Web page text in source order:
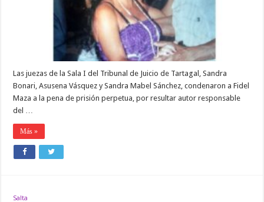
Las juezas de la Sala I del Tribunal de Juicio de Tartagal, Sandra
Bonari, Asusena Vásquez y Sandra Mabel Sánchez, condenaron a Fidel
Maza a la pena de prisión perpetua, por resultar autor responsable
del …
Más »
Salta